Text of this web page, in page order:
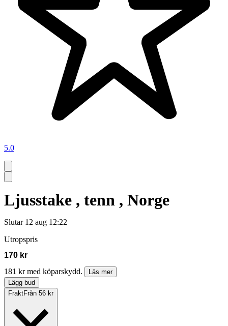
5.0
Ljusstake , tenn , Norge
Slutar 12 aug 12:22
Utropspris
170 kr
181 kr med köparskydd.
Läs mer
Lägg bud
FraktFrån 56 kr